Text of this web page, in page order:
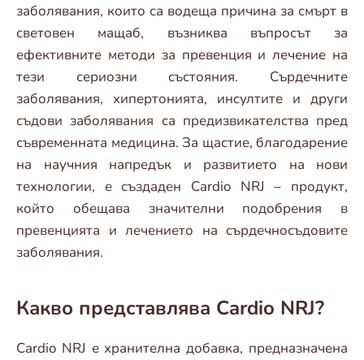
заболявания, които са водеща причина за смърт в
световен мащаб, възниква въпросът за
ефективните методи за превенция и лечение на
тези сериозни състояния. Сърдечните
заболявания, хипертонията, инсултите и други
съдови заболявания са предизвикателства пред
съвременната медицина. За щастие, благодарение
на научния напредък и развитието на нови
технологии, е създаден Cardio NRJ – продукт,
който обещава значителни подобрения в
превенцията и лечението на сърдечносъдовите
заболявания.
Какво представлява Cardio NRJ?
Cardio NRJ е хранителна добавка, предназначена